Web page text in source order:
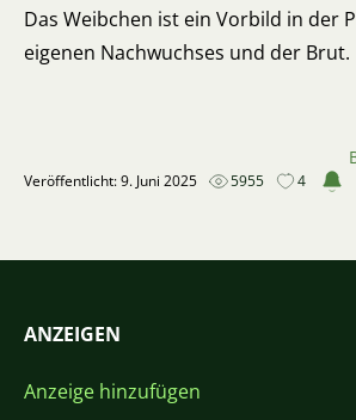
Das Weibchen ist ein Vorbild in der
eigenen Nachwuchses und der Brut.
Veröffentlicht: 9. Juni 2025 5955 4
ANZEIGEN
Anzeige hinzufügen